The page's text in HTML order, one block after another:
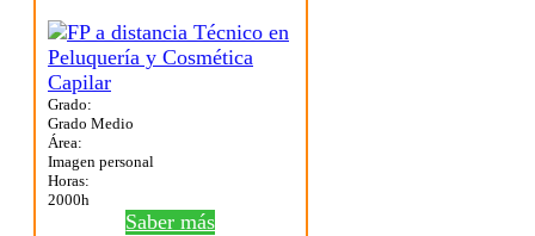
Grado:
Grado Medio
Área:
Imagen personal
Horas:
2000h
Saber más